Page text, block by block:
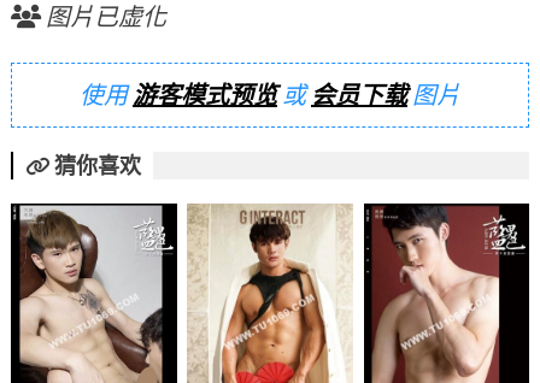
图片已虚化
使用游客模式预览或会员下载图片
猜你喜欢